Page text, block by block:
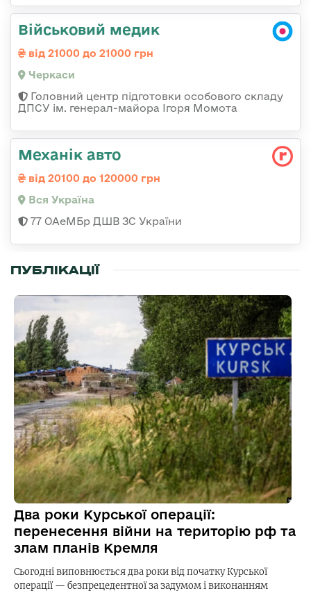
Військовий медик
від 21000 до 21000 грн
Черкаси
Головний центр підготовки особового складу
ДПСУ ім. генерал-майора Ігоря Момота
Механік авто
від 20100 до 120000 грн
Вся Україна
77 ОАеМБр ДШВ ЗС України
ПУБЛІКАЦІЇ
Два роки Курської операції:
перенесення війни на територію рф та
злам планів Кремля
Сьогодні виповнюється два роки від початку Курської
операції — безпрецедентної за задумом і виконанням